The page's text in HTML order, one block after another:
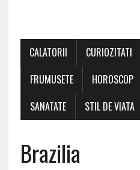
CALATORII CURIOZITATI
FRUMUSETE
HOROSCOP
SANATATE
STIL DE VIATA
Brazilia